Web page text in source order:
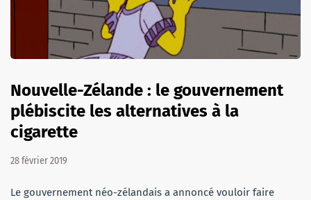
Nouvelle-Zélande : le gouvernement
plébiscite les alternatives à la
cigarette
28 février 2019
Le gouvernement néo-zélandais a annoncé vouloir faire